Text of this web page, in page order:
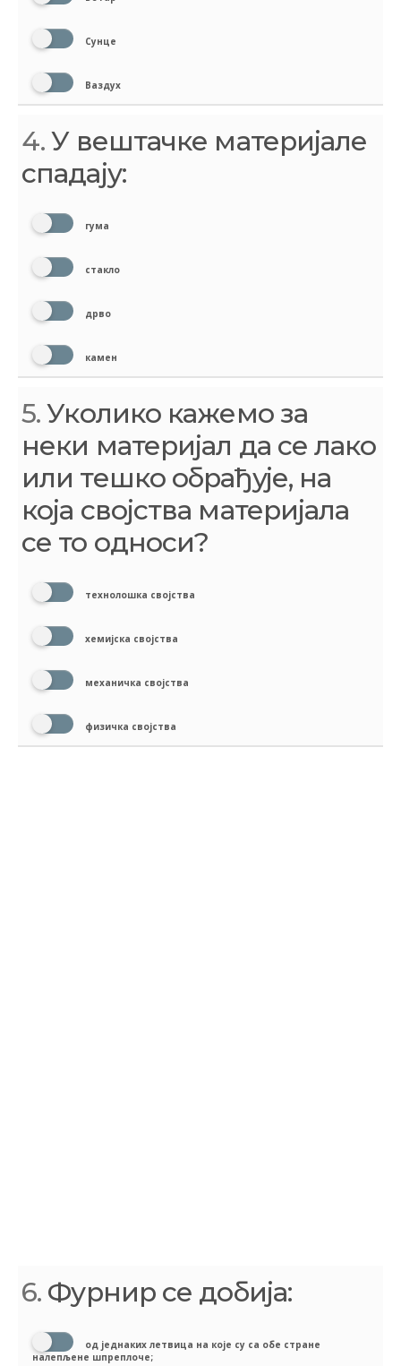
Сунце
Ваздух
4.У вештачке материјале
спадају:
гума
стакло
дрво
камен
5.Уколико кажемо за
неки материјал да се лако
или тешко обрађује, на
која својства материјала
се то односи?
технолошка својства
хемијска својства
механичка својства
физичка својства
6. Фурнир се добија:
од једнаких летвица на које су са обе стране
налепљене шпреплоче;